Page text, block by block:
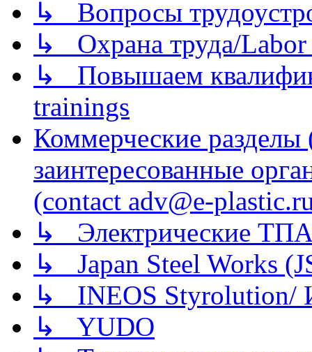
↳ Вопросы
↳ Охрана труда/Labor
↳ Повышаем
trainings
Коммерческие
заинтересованные
(contact adv@e-
↳ Электрические
↳ Japan Steel Works
↳ INEOS
↳ YUDO